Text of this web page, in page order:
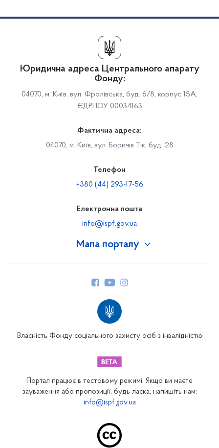
Мапа порталу
Закарпатське відділення
Запорізьке відділення
Юридична адреса Центрального апарату
Фонду:
04070, м. Київ, вул. Фролівська, буд. 6/8, корпус 15А,
ЄДРПОУ 00034163
Фактична адреса:
04070, м. Київ, вул. Боричів Тік, буд. 28
Телефон
+380 (44) 293-17-56
Електронна пошта
info@ispf.gov.ua
Власність Фонду соціального захисту осіб з інвалідністю
Портал працює в тестовому режимі. Якщо ви маєте
зауваження або пропозиції, будь ласка, напишіть нам:
info@ispf.gov.ua